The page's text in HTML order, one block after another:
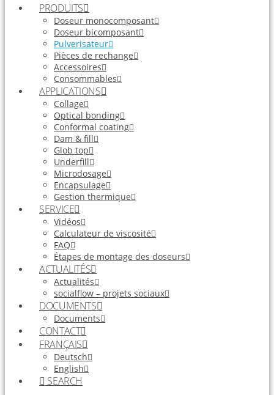
PRODUITS
Doseur monocomposant
Doseur bicomposant
Pulverisateur
Pièces de rechange
Accessoires
Consommables
APPLICATIONS
Collage
Optical bonding
Conformal coating
Dam & fill
Glob top
Underfill
Microdosage
Encapsulage
Gestion thermique
SERVICE
Vidéos
Calculateur de viscosité
FAQ
Étapes de montage des doseurs
ACTUALITÉS
Actualités
socialflow – projets sociaux
DOCUMENTS
Documents
CONTACT
FRANÇAIS
Deutsch
English
SEARCH